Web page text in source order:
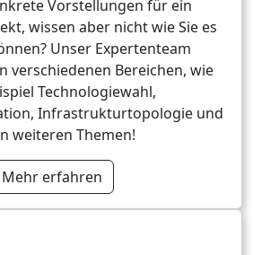
Vorstellungen für ein
wissen aber nicht wie Sie es
Unser Expertenteam
verschiedenen Bereichen, wie
Technologiewahl,
Infrastrukturtopologie und
weiteren Themen!
Mehr erfahren